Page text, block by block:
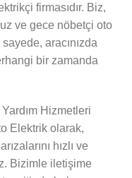
firmasıdır. Biz,
ve gece nöbetçi oto
aracınızda
bir zamanda
Hizmetleri
Elektrik olarak,
hızlı ve
Bizimle iletişime